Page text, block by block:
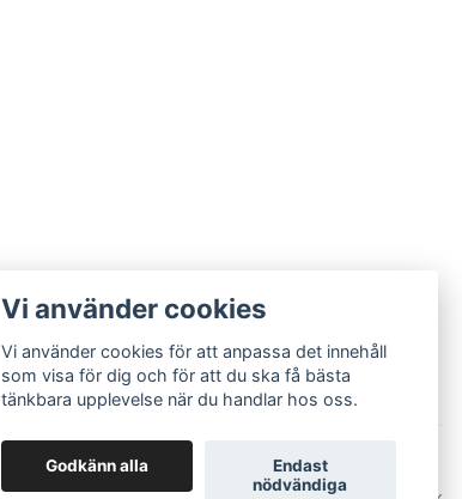
Vi använder cookies
Vi använder cookies för att anpassa det innehåll
som visa för dig och för att du ska få bästa
tänkbara upplevelse när du handlar hos oss.
Godkänn alla
Endast
nödvändiga